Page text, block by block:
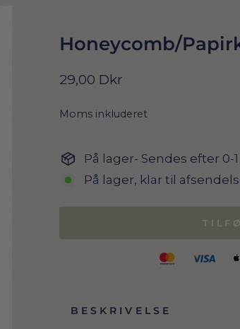
Honeycomb/
Normal
29,00 Dkr
Moms inkluderet
På lager- Sendes efter 0-
På lager, klar til
BESKRIVELSE